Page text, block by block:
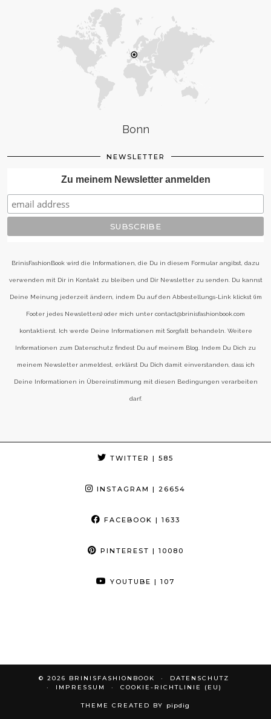
Bonn
NEWSLETTER
Zu meinem Newsletter anmelden
BrinisFashionBook wird die Informationen, die Du in diesem Formular angibst, dazu
verwenden mit Dir in Kontakt zu bleiben und Dir Newsletter zu senden. Du kannst
Deine Meinung jederzeit ändern, indem Du auf den Abbestellungs-Link klickst (im
Footer jedes Newsletters) oder mich unter contact@brinisfashionbook.com
kontaktierst. Ich werde Deine Informationen mit Sorgfalt behandeln. Weitere
Informationen zum Datenschutz findest Du auf meinem Blog. Indem Du Dich zu
meinem Newsletter anmeldest, erklärst Du Dich damit einverstanden, dass ich
Deine Informationen in Übereinstimmung mit diesen Bedingungen verarbeiten
darf.
TWITTER | 585
INSTAGRAM | 26654
FACEBOOK | 1633
PINTEREST | 10080
YOUTUBE | 107
© 2026 BRINISFASHIONBOOK
DATENSCHUTZ
IMPRESSUM
COOKIE-RICHTLINIE (EU)
THEME CREATED BY pipdig